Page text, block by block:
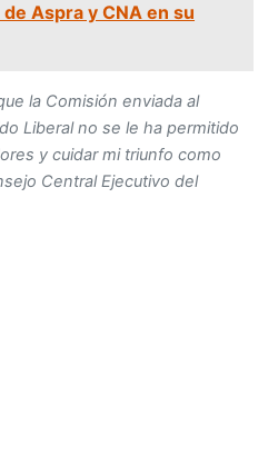
Aspra y CNA en su
la Comisión enviada al
Liberal no se le ha permitido
y cuidar mi triunfo como
Central Ejecutivo del